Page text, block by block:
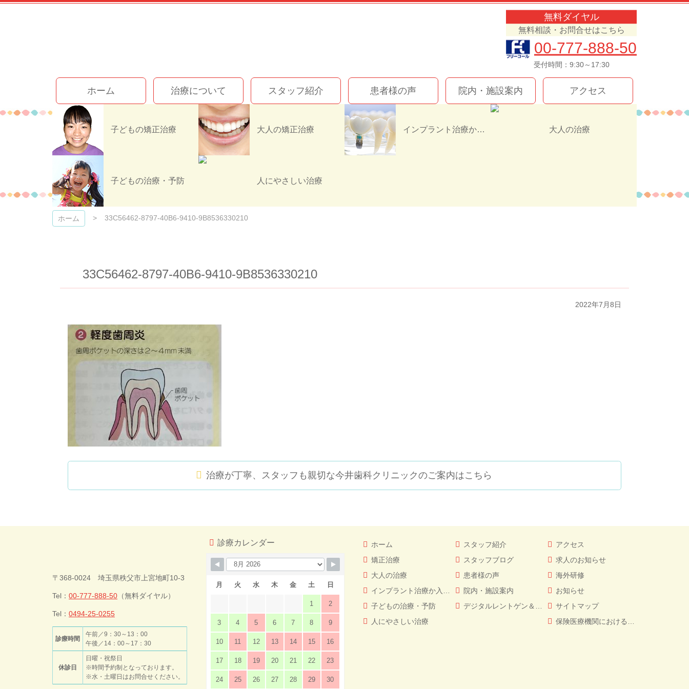
コ
ッ
今井歯科クリニック
無料ダイヤル
無料相談・お問合せはこちら
00-777-888-50
受付時間：9:30～17:30
ホーム 治療について
子どもの矯正治療 大人の矯正治療 インプラント治療か入れ歯（義歯）どっちを選ぶ！？ 大人の治療
子どもの治療・予防 人にやさしい治療
スタッフ紹介 患者様の声 院内・施設案内 アクセス
33C56462-8797-40B6-9410-9B8536330210
ホーム 33C56462-8797-40B6-9410-9B8536330210
33C56462-8797-40B6-9410-9B8536330210
2022年7月8日
治療が丁寧、スタッフも親切な今井歯科クリニックのご案内はこちら
ン
先
頭
戻
の
る
今井歯科クリ
ニック
〒368-0024 埼玉県秩父市上宮地町10-3
Tel： 00-777-888-50 （無料ダイヤル）
Tel： 0494-25-0255
診療時間
午前／9：30～13：00
午後／14：00～17：30
休診日
日曜・祝祭日
※時間予約制となっております。
※水・土曜日はお問合せください。
診療カレンダー
月 火 水 木 金 土 日
1 2
3 4 5 6 7 8 9
10 11 12 13 14 15 16
17 18 19 20 21 22 23
24 25 26 27 28 29 30
ホーム
矯正治療
大人の治療
インプラント治療か入れ歯（義歯）どっちを選ぶ！？
子どもの治療・予防
人にやさしい治療
スタッフ紹介
スタッフブログ
患者様の声
院内・施設案内
デジタルレントゲン＆CT
アクセス
求人のお知らせ
海外研修
お知らせ
サイトマップ
保険医療機関における書面掲示